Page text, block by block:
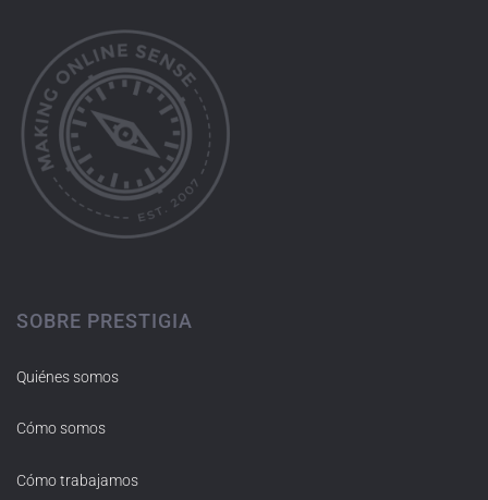
SOBRE PRESTIGIA
Quiénes somos
Cómo somos
Cómo trabajamos